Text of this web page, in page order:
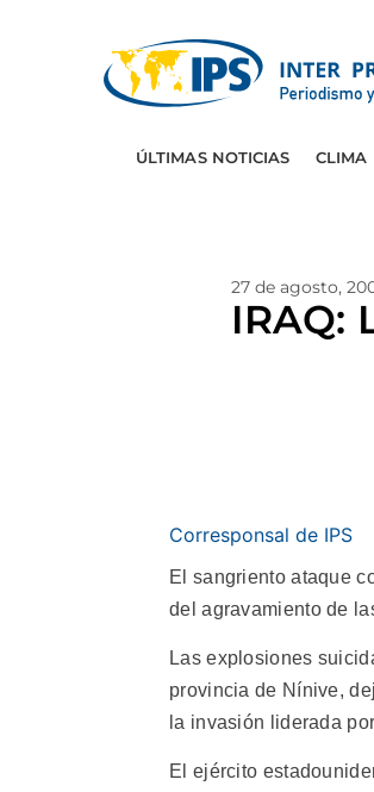
ÚLTIMAS NOTICIAS CLIMA
27 de agosto,
IRAQ:
Corresponsal de IPS
El sangriento ataque
del agravamiento de
Las explosiones
provincia de Nínive,
la invasión liderada
El ejército